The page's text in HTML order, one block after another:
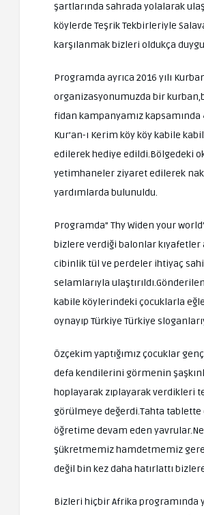
şartlarında sahrada yolalarak
köylerde Teşrik Tekbirleriyle
karşılanmak bizleri oldukça
Programda ayrıca 2016 yılı
organizasyonumuzda bir
fidan kampanyamız kapsamında
Kur’an-ı Kerim köy köy kabile
edilerek hediye edildi.Bölgedeki
yetimhaneler ziyaret edilerek
yardımlarda bulunuldu.
Programda” Thy Widen your
bizlere verdiği balonlar kıyafetler
cibinlik tül ve perdeler ihtiyaç
selamlarıyla
kabile köylerindeki çocuklarla
oynayıp Türkiye Türkiye
Özçekim yaptığımız çocuklar
defa kendilerini görmenin
hoplayarak zıplayarak verdikleri
görülmeye değerdi.Tahta
öğretime devam eden
şükretmemiz hamdetmemiz
değil bin kez daha hatırlattı
Bizleri hiçbir Afrika programında